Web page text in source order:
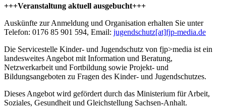
+++Veranstaltung aktuell ausgebucht+++
Auskünfte zur Anmeldung und Organisation erhalten Sie unter
Telefon: 0176 85 901 594, Email: jugendschutz[at]fjp-media.de
Die Servicestelle Kinder- und Jugendschutz von fjp>media ist ein
landesweites Angebot mit Information und Beratung,
Netzwerkarbeit und Fortbildung sowie Projekt- und
Bildungsangeboten zu Fragen des Kinder- und Jugendschutzes.
Dieses Angebot wird gefördert durch das Ministerium für Arbeit,
Soziales, Gesundheit und Gleichstellung Sachsen-Anhalt.